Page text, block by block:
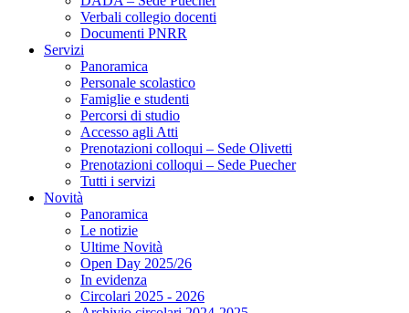
Verbali collegio docenti
Documenti PNRR
Servizi
Panoramica
Personale scolastico
Famiglie e studenti
Percorsi di studio
Accesso agli Atti
Prenotazioni colloqui – Sede Olivetti
Prenotazioni colloqui – Sede Puecher
Tutti i servizi
Novità
Panoramica
Le notizie
Ultime Novità
Open Day 2025/26
In evidenza
Circolari 2025 - 2026